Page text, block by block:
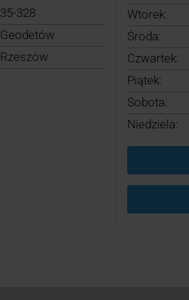
35-328
Geodetów
Rzeszów
Wtorek:
Środa:
Czwartek:
Piątek:
Sobota:
Niedziela: